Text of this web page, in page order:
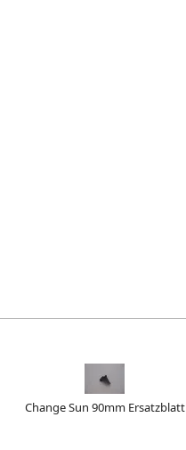
Change Sun 90mm Ersatzblatt